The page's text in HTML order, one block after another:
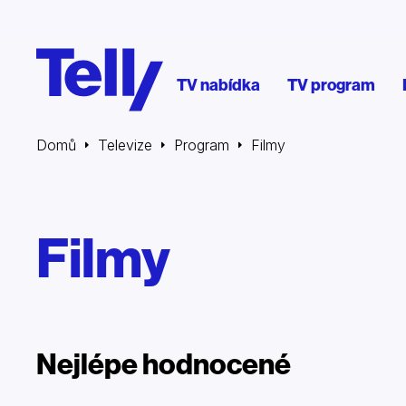
TV nabídka TV program
Domů Televize Program Filmy
Filmy
Nejlépe hodnocené